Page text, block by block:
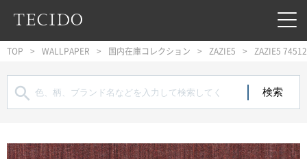
フッターへジャンプ
TOP WALLPAPER 国内在庫コレクション ZAZIE5 ZAZIE5
